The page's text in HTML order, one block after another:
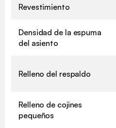
Revestimiento
Densidad de la espuma
del asiento
Relleno del respaldo
Relleno de cojines
pequeños